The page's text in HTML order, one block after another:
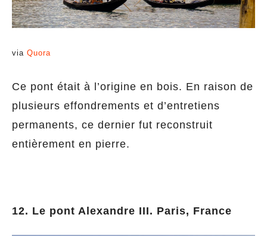
via Quora
Ce pont était à l’origine en bois. En raison de
plusieurs effondrements et d’entretiens
permanents, ce dernier fut reconstruit
entièrement en pierre.
12. Le pont Alexandre III. Paris, France